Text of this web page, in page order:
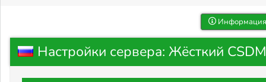
Настройки сервера: Жёсткий CSDM